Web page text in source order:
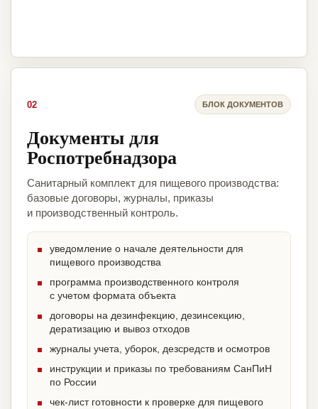
02 БЛОК ДОКУМЕНТОВ
Документы для
Роспотребнадзора
Санитарный комплект для пищевого производства:
базовые договоры, журналы, приказы
и производственный контроль.
уведомление о начале деятельности для
пищевого производства
программа производственного контроля
с учетом формата объекта
договоры на дезинфекцию, дезинсекцию,
дератизацию и вывоз отходов
журналы учета, уборок, дезсредств и осмотров
инструкции и приказы по требованиям СанПиН
по России
чек-лист готовности к проверке для пищевого